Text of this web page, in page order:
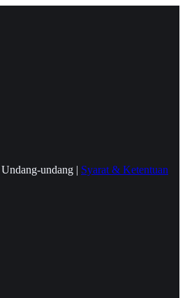
undang | Syarat & Ketentuan